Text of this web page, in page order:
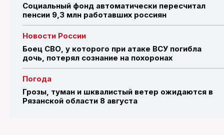
Социальный фонд автоматически пересчитал
пенсии 9,3 млн работавших россиян
Новости России
Боец СВО, у которого при атаке ВСУ погибла
дочь, потерял сознание на похоронах
Погода
Грозы, туман и шквалистый ветер ожидаются в
Рязанской области 8 августа